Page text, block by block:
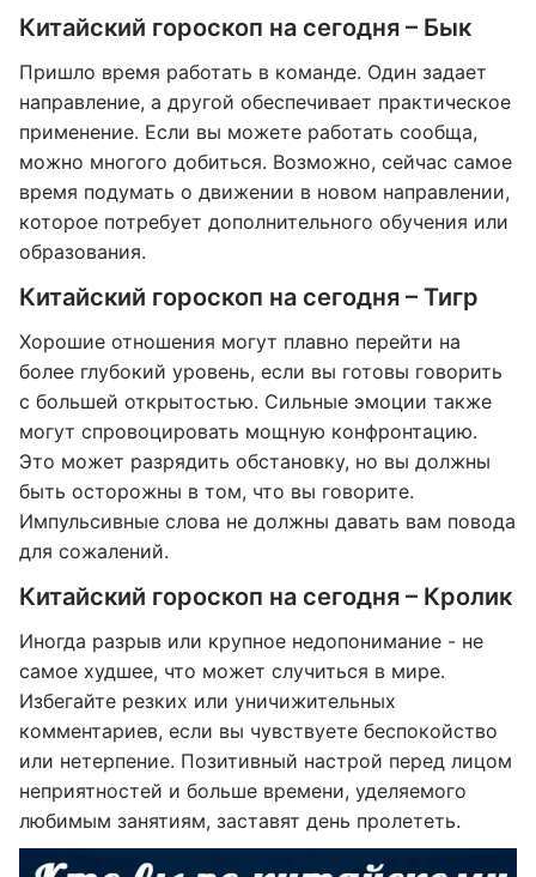
Китайский гороскоп на сегодня – Бык
Пришло время работать в команде. Один задает
направление, а другой обеспечивает практическое
применение. Если вы можете работать сообща,
можно многого добиться. Возможно, сейчас самое
время подумать о движении в новом направлении,
которое потребует дополнительного обучения или
образования.
Китайский гороскоп на сегодня – Тигр
Хорошие отношения могут плавно перейти на
более глубокий уровень, если вы готовы говорить
с большей открытостью. Сильные эмоции также
могут спровоцировать мощную конфронтацию.
Это может разрядить обстановку, но вы должны
быть осторожны в том, что вы говорите.
Импульсивные слова не должны давать вам повода
для сожалений.
Китайский гороскоп на сегодня – Кролик
Иногда разрыв или крупное недопонимание - не
самое худшее, что может случиться в мире.
Избегайте резких или уничижительных
комментариев, если вы чувствуете беспокойство
или нетерпение. Позитивный настрой перед лицом
неприятностей и больше времени, уделяемого
любимым занятиям, заставят день пролететь.